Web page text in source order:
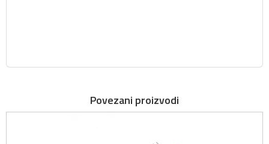
Povezani proizvodi